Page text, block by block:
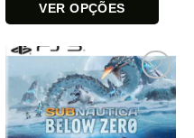
VER OPÇÕES
produto
várias
variantes.
As